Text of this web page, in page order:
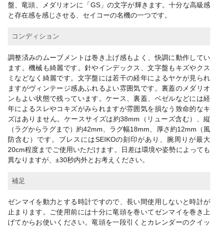
盤、竜頭、メダリオンに「GS」の文字が輝きます。十分な高級感
と存在感を感じさせる、セイコーの名機の一つです。
コンディション
調整済みのムーブメントは巻き上げ感もよく、快調に動作してい
ます。機械も綺麗です。針やインデックス、文字盤もキズやクス
ミなどなく綺麗です。文字盤には若干の経年によるヤケが見られ
ますがヴィンテージ感あふれるよい雰囲気です。裏蓋のメダリオ
ンもよい状態で残っています。ケース、裏蓋、ベゼルなどには経
年によるスレやコキズがみられますが雰囲気を損なう致命的なキ
ズはありません。ケースサイズは約38mm（リューズ含む）、縦
（ラグからラグまで）約42mm、ラグ幅18mm、厚さ約12mm（風
防含む）です。ブレスにはSEIKOの刻印があり、腕周りが最大
20cm程度までご使用いただけます。日差は環境や姿勢によっても
異なりますが、±30秒内外とお考えください。
補足
ゼンマイを動力とする時計ですので、長い間使用しないと時計が
止まります。ご使用前には十分に竜頭を巻いてゼンマイを巻き上
げてからお使いください。竜頭を一段引くとカレンダーのクイッ